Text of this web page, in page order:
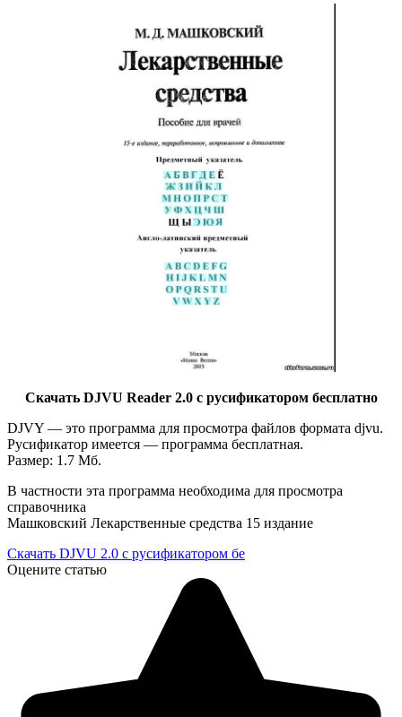
Скачать DJVU Reader 2.0 с русификатором бесплатно
DJVY — это программа для просмотра файлов формата djvu.
Русификатор имеется — программа бесплатная.
Размер: 1.7 Мб.
В частности эта программа необходима для просмотра
справочника
Машковский Лекарственные средства 15 издание
Скачать DJVU 2.0 с русификатором бе
Оцените статью